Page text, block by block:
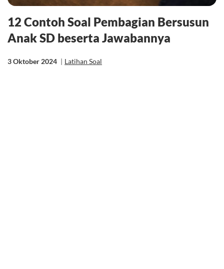
12 Contoh Soal Pembagian Bersusun
Anak SD beserta Jawabannya
3 Oktober 2024 | Latihan Soal